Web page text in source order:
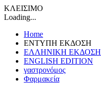
ΚΛΕΙΣΙΜΟ
Loading...
Home
ΕΝΤΥΠΗ ΕΚΔΟΣΗ
ΕΛΛΗΝΙΚΗ ΕΚΔΟΣΗ
ENGLISH EDITION
γαστρονόμος
Φαρμακεία